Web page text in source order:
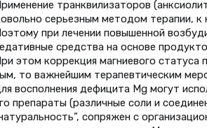
транквилизаторов
серьезным методом терапии, к
при лечении повышенной
средства на основе
этом коррекция магниевого статуса
то важнейшим терапевтическим
восполнения дефицита Mg могут
препараты (различные соли и
сопряжен с